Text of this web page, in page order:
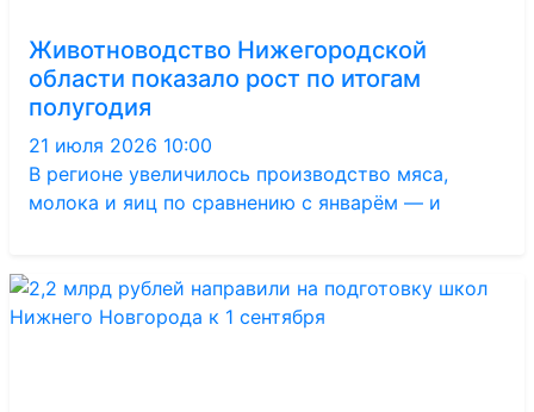
Животноводство Нижегородской
области показало рост по итогам
полугодия
21 июля 2026 10:00
В регионе увеличилось производство мяса,
молока и яиц по сравнению с январём — и